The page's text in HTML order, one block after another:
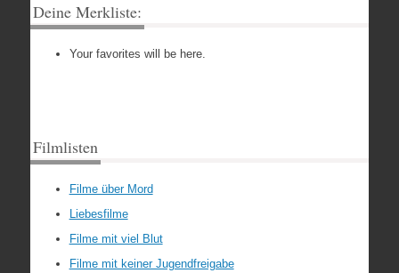
Deine Merkliste:
Your favorites will be here.
Filmlisten
Filme über Mord
Liebesfilme
Filme mit viel Blut
Filme mit keiner Jugendfreigabe